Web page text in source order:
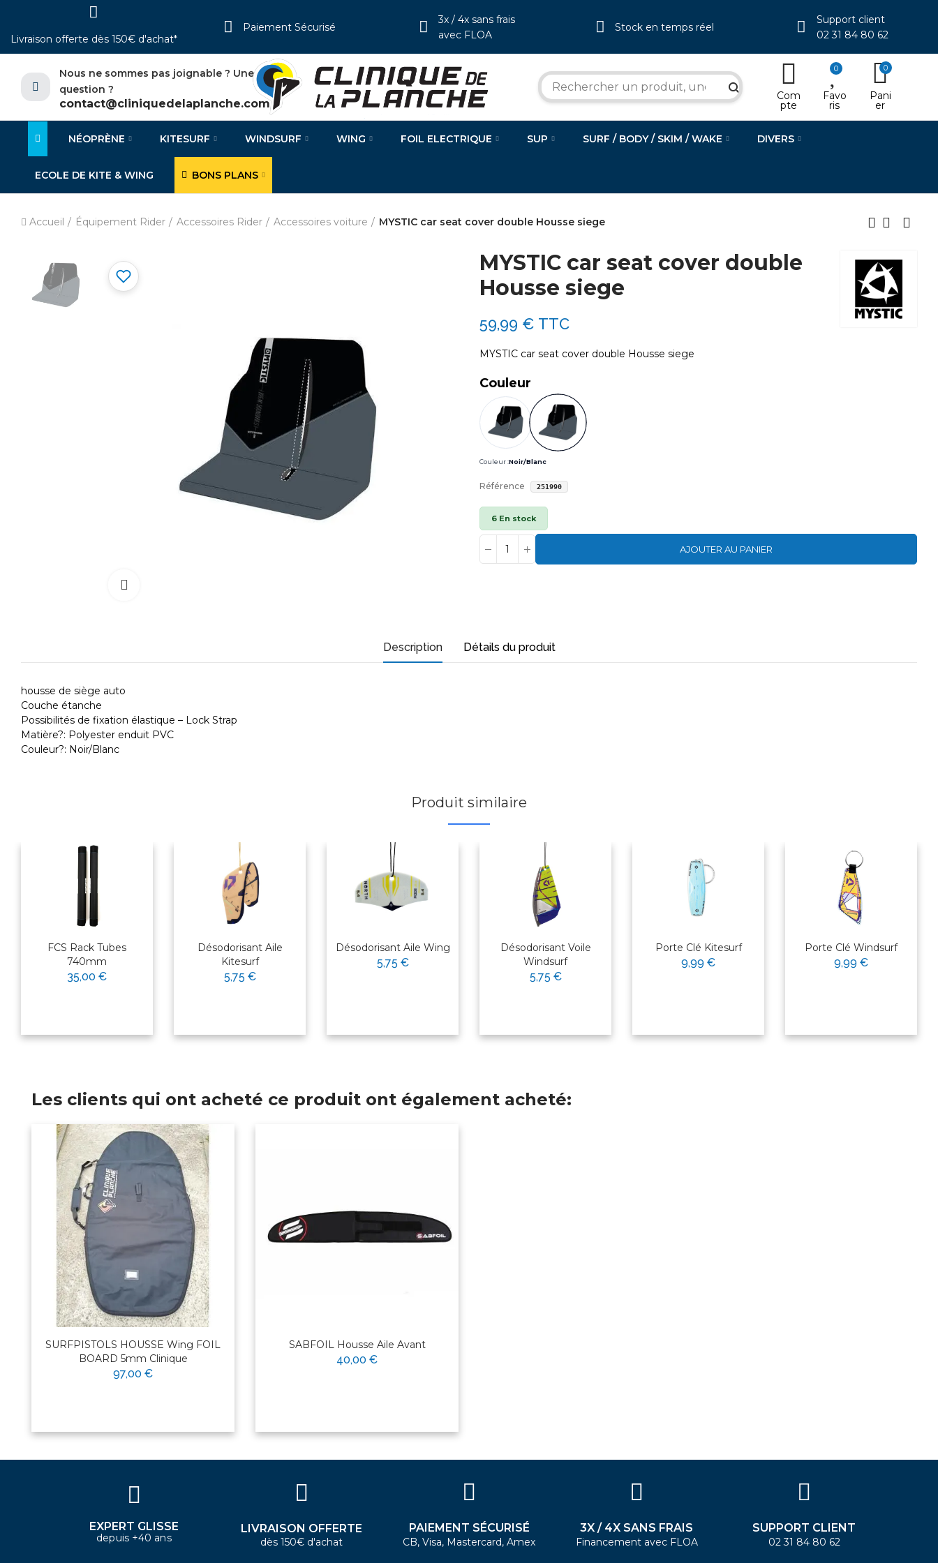
Livraison offerte dès 150€ d'achat*
Paiement Sécurisé
3x / 4x sans frais
avec FLOA
Stock en temps réel
Support client
02 31 84 80 62
Nous ne sommes pas joignable ? Une
question ?
contact@cliniquedelaplanche.com
search Com
pte
0
Favo
ris
0
Pani
er
NÉOPRÈNE KITESURF WINDSURF WING FOIL ELECTRIQUE SUP SURF / BODY / SKIM / WAKE DIVERS
ECOLE DE KITE & WING BONS PLANS
Accueil Équipement Rider Accessoires Rider Accessoires voiture MYSTIC car seat cover double Housse siege
MYSTIC car seat cover double
Housse siege
59,99 € TTC
MYSTIC car seat cover double Housse siege
Couleur
Couleur :Noir/Blanc
Référence 251990
6 En stock
AJOUTER AU PANIER
Description Détails du produit
housse de siège auto
Couche étanche
Possibilités de fixation élastique – Lock Strap
Matière?: Polyester enduit PVC
Couleur?: Noir/Blanc
Produit similaire
FCS Rack Tubes
740mm
35,00 €
Désodorisant Aile
Kitesurf
5,75 €
Désodorisant Aile Wing
5,75 €
Désodorisant Voile
Windsurf
5,75 €
Porte Clé Kitesurf
9,99 €
Porte Clé Windsurf
9,99 €
Les clients qui ont acheté ce produit ont également acheté:
SURFPISTOLS HOUSSE Wing FOIL
BOARD 5mm Clinique
97,00 €
SABFOIL Housse Aile Avant
40,00 €
Bonjour ! Je suis votre expert
EXPERT GLISSE
depuis +40 ans
LIVRAISON OFFERTE
dès 150€ d'achat
PAIEMENT SÉCURISÉ
CB, Visa, Mastercard, Amex
3X / 4X SANS FRAIS
Financement avec FLOA
SUPPORT CLIENT
02 31 84 80 62